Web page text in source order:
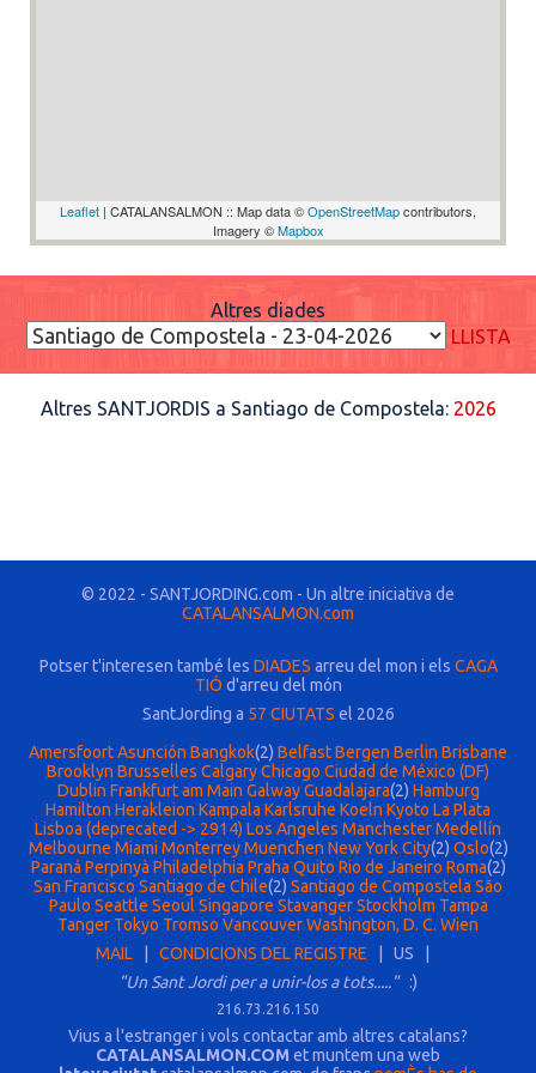
Leaflet | CATALANSALMON :: Map data ©OpenStreetMapcontributors,
Imagery ©Mapbox
Altres diades
LLISTA
Altres SANTJORDIS a Santiago de Compostela: 2026
© 2022 - SANTJORDING.com - Un altre iniciativa de
CATALANSALMON.com
Potser t'interesen també les DIADES arreu del mon i els CAGA
TIÓ d'arreu del món
SantJording a 57 CIUTATS el 2026
AmersfoortAsunción Bangkok(2) BelfastBergen Berlin Brisbane
Brooklyn Brusselles CalgaryChicago Ciudad de México (DF)
Dublin Frankfurt am Main Galway Guadalajara(2) Hamburg
Hamilton Herakleion Kampala Karlsruhe Koeln Kyoto La Plata
Lisboa (deprecated -> 2914) Los Angeles ManchesterMedellín
Melbourne Miami Monterrey Muenchen New York City(2) Oslo(2)
Paraná Perpinyà Philadelphia Praha Quito Rio de Janeiro Roma(2)
San Francisco Santiago de Chile(2) Santiago de Compostela São
Paulo Seattle Seoul Singapore Stavanger Stockholm Tampa
Tanger Tokyo Tromso VancouverWashington, D. C. Wien
MAIL
CONDICIONS DEL REGISTRE | US |
"Un Sant Jordi per a unir-los a tots.....":)
216.73.216.150
Vius a l'estranger i vols contactar amb altres catalans?
CATALANSALMON.COM et muntem una web